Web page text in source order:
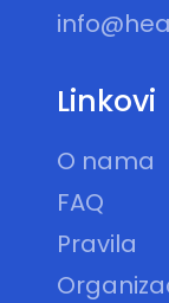
Linkovi
O nama
FAQ
Pravila